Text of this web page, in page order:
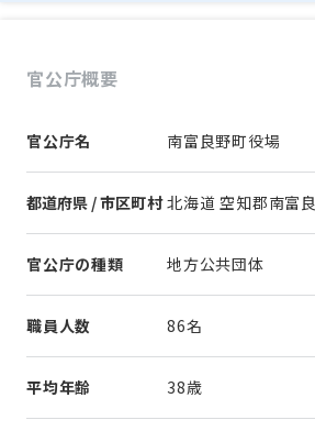
官公庁概要
官公庁名 南富良野町役場
都道府県 / 市区町村 北海道 空知郡南富
官公庁の種類 地方公共団体
職員人数 86名
平均年齢 38歳